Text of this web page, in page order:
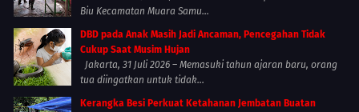
Biu Kecamatan Muara Samu...
DBD pada Anak Masih Jadi Ancaman, Pencegahan Tidak
Cukup Saat Musim Hujan
Jakarta, 31 Juli 2026 – Memasuki tahun ajaran baru, orang
tua diingatkan untuk tidak...
Kerangka Besi Perkuat Ketahanan Jembatan Buatan